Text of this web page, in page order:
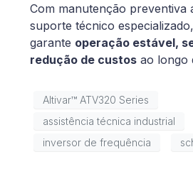
Com manutenção preventiva
suporte técnico
garante operação estável,
redução de custos ao longo
Altivar™ ATV320 Series
assistência técnica industrial
inversor de frequência